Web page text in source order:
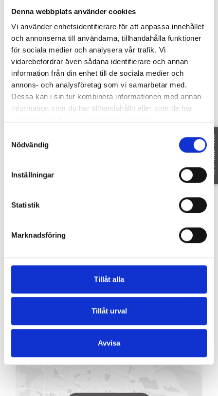
Denna webbplats använder cookies
Vi använder enhetsidentifierare för att anpassa innehållet
och annonserna till användarna, tillhandahålla funktioner
för sociala medier och analysera vår trafik. Vi
vidarebefordrar även sådana identifierare och annan
information från din enhet till de sociala medier och
annons- och analysföretag som vi samarbetar med.
Dessa kan i sin tur kombinera informationen med annan
information som du har tillhandahållit eller som de har
Nödvändig
Inställningar
Statistik
Marknadsföring
Tillåt alla
Tillåt urval
Avvisa
Fakta
SE FAKTA
Dokument
BESIKTNINGSPROTOKOLL SOLHEMSVÄGEN 4
SVARTNÖ 3.21 AVLOPP
SOLHEMSVÄGEN 4 -760 19 FURUSUND
FRI VÄRDERING